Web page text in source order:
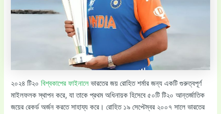
২০২৪ টি২০ বিশ্বকাপের ফাইনালে ভারতের জয় রোহিত শর্মার জন্য একটি গুরুত্বপূর্ণ
মাইলফলক স্থাপন করে, যা তাকে প্রথম অধিনায়ক হিসেবে ৫০টি টি২০ আন্তর্জাতিক
জয়ের রেকর্ড অর্জন করতে সাহায্য করে। রোহিত ১৯ সেপ্টেম্বর ২০০৭ সালে ভারতের